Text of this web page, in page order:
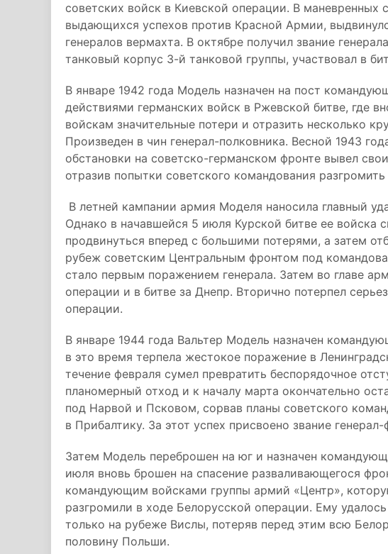
советских войск в Киевской операции. В маневренных
выдающихся успехов против Красной Армии,
генералов вермахта. В октябре получил звание
танковый корпус 3-й танковой группы, участвовал в
В январе 1942 года Модель назначен на пост
действиями германских войск в Ржевской битве, где
войскам значительные потери и отразить несколько
Произведен в чин генерал-полковника. Весной 1943
обстановки на советско-германском фронте вывел
отразив попытки советского командования
В летней кампании армия Моделя наносила главный
Однако в начавшейся 5 июля Курской битве ее войска
продвинуться вперед с большими потерями, а затем
рубеж советским Центральным фронтом под
стало первым поражением генерала. Затем во главе
операции и в битве за Днепр. Вторично потерпел
операции.
В январе 1944 года Вальтер Модель назначен
в это время терпела жестокое поражение в
течение февраля сумел превратить беспорядочное
планомерный отход и к началу марта окончательно
под Нарвой и Псковом, сорвав планы советского
в Прибалтику. За этот успех присвоено звание
Затем Модель переброшен на юг и назначен
июля вновь брошен на спасение разваливающегося
командующим войсками группы армий «Центр»,
разгромили в ходе Белорусской операции. Ему
только на рубеже Вислы, потеряв перед этим всю
половину Польши.